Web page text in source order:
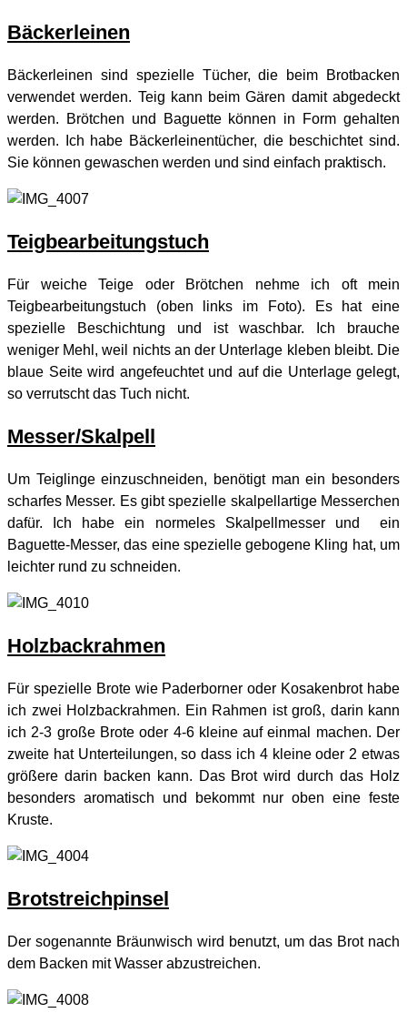
Bäckerleinen
Bäckerleinen sind spezielle Tücher, die beim Brotbacken
verwendet werden. Teig kann beim Gären damit abgedeckt
werden. Brötchen und Baguette können in Form gehalten
werden. Ich habe Bäckerleinentücher, die beschichtet sind.
Sie können gewaschen werden und sind einfach praktisch.
Teigbearbeitungstuch
Für weiche Teige oder Brötchen nehme ich oft mein
Teigbearbeitungstuch (oben links im Foto). Es hat eine
spezielle Beschichtung und ist waschbar. Ich brauche
weniger Mehl, weil nichts an der Unterlage kleben bleibt. Die
blaue Seite wird angefeuchtet und auf die Unterlage gelegt,
so verrutscht das Tuch nicht.
Messer/Skalpell
Um Teiglinge einzuschneiden, benötigt man ein besonders
scharfes Messer. Es gibt spezielle skalpellartige Messerchen
dafür. Ich habe ein normeles Skalpellmesser und ein
Baguette-Messer, das eine spezielle gebogene Kling hat, um
leichter rund zu schneiden.
Holzbackrahmen
Für spezielle Brote wie Paderborner oder Kosakenbrot habe
ich zwei Holzbackrahmen. Ein Rahmen ist groß, darin kann
ich 2-3 große Brote oder 4-6 kleine auf einmal machen. Der
zweite hat Unterteilungen, so dass ich 4 kleine oder 2 etwas
größere darin backen kann. Das Brot wird durch das Holz
besonders aromatisch und bekommt nur oben eine feste
Kruste.
Brotstreichpinsel
Der sogenannte Bräunwisch wird benutzt, um das Brot nach
dem Backen mit Wasser abzustreichen.